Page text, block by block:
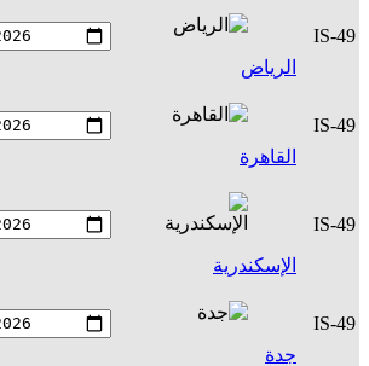
IS-49
الرياض
IS-49
القاهرة
IS-49
الإسكندرية
IS-49
جدة